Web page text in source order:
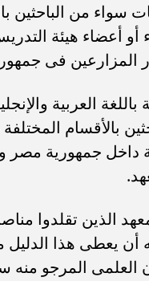
سواء من الباحثين
أعضاء هيئة
المزارعين فى
العربية
بالأقسام
داخل جمهورية مصر
الذين تقلدوا
أن يعطى هذا
المرجو منه